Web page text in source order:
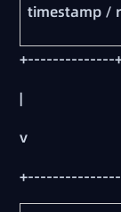
timestamp /
+--------------
|
v